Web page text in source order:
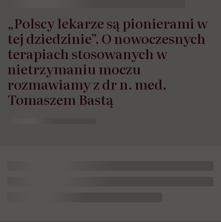
„Polscy lekarze są pionierami w
tej dziedzinie”. O nowoczesnych
terapiach stosowanych w
nietrzymaniu moczu
rozmawiamy z dr n. med.
Tomaszem Bastą